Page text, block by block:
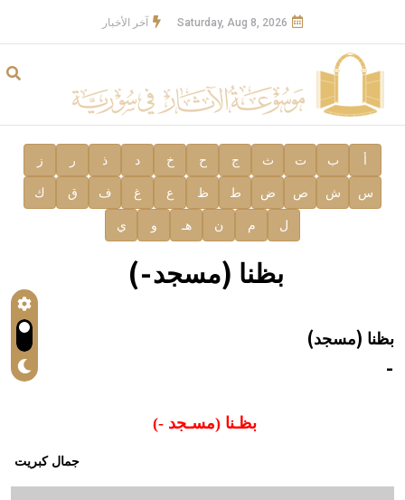
Saturday, Aug 8, 2026 آخر الأخبار
أ ب ت ث ج ح خ د ذ ر ز
س ش ص ض ط ظ ع غ ف ق ك
ل م ن هـ و ي
بظنا (مسجد-)
بظنا (مسجد)
-
بظـنا (مسـجد -)
جمال كبريت